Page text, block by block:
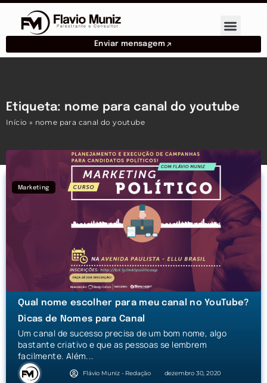
Enviar mensagem
Etiqueta: nome para canal do youtube
Início » nome para canal do youtube
Marketing
Qual nome escolher para meu canal no YouTube?
Dicas de Nomes para Canal
Um canal de sucesso precisa de um bom nome, algo
bastante criativo e que as pessoas se lembrem
facilmente. Além...
Flávio Muniz - Redação dezembro 30, 2020